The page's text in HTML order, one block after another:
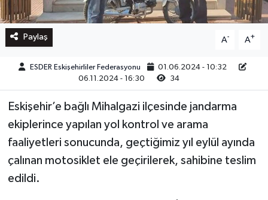
Paylaş A- A+
ESDER Eskişehirliler Federasyonu
01.06.2024 - 10:32
06.11.2024 - 16:30
34
Eskişehir’e bağlı Mihalgazi ilçesinde jandarma
ekiplerince yapılan yol kontrol ve arama
faaliyetleri sonucunda, geçtiğimiz yıl eylül ayında
çalınan motosiklet ele geçirilerek, sahibine teslim
edildi.